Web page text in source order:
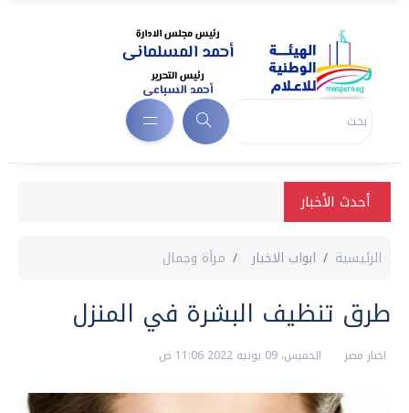
أحدث الأخبار
الرئيسية ابواب الاخبار مرأة وجمال
طرق تنظيف البشرة في المنزل
اخبار مصر الخميس، 09 يونيه 2022 11:06 ص